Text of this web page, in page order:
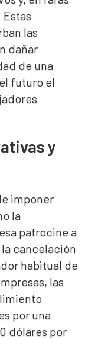
las
dañar
de una
futuro el
y
imponer
la
patrocine a
cancelación
habitual de
las
por una
dólares por